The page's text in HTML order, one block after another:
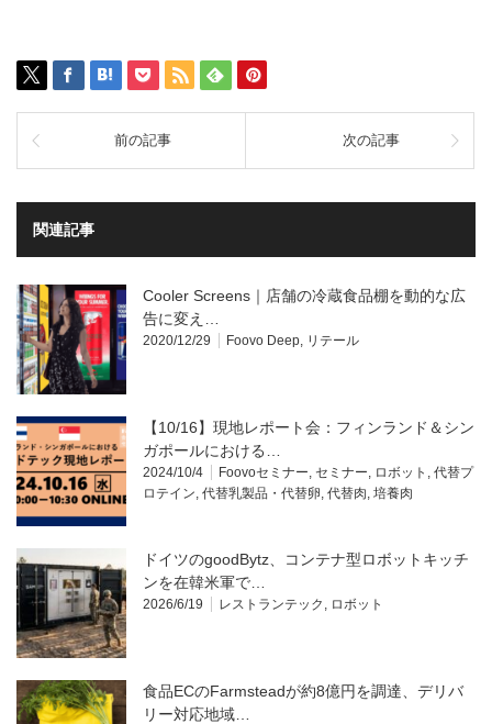
前の記事 次の記事
関連記事
Cooler Screens｜店舗の冷蔵食品棚を動的な広
告に変え…
2020/12/29 Foovo Deep リテール
【10/16】現地レポート会：フィンランド＆シン
ガポールにおける…
2024/10/4 Foovoセミナー セミナー ロボット
代替プ
ロテイン 代替乳製品・代替卵 代替肉 培養肉
ドイツのgoodBytz、コンテナ型ロボットキッチ
ンを在韓米軍で…
2026/6/19 レストランテック ロボット
食品ECのFarmsteadが約8億円を調達、デリバ
リー対応地域…